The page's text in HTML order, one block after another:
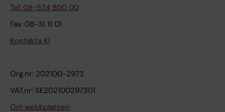
Tel: 08-524 800 00
Fax: 08-31 11 01
Kontakta KI
Org.nr: 202100-2973
VAT.nr: SE202100297301
Om webbplatsen